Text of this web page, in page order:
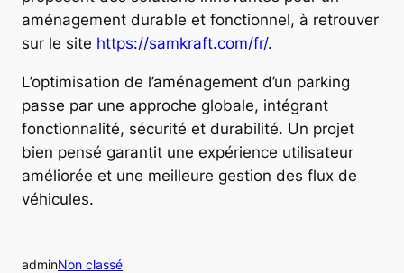
aménagement durable et fonctionnel, à retrouver
sur le site https://samkraft.com/fr/.
L’optimisation de l’aménagement d’un parking
passe par une approche globale, intégrant
fonctionnalité, sécurité et durabilité. Un projet
bien pensé garantit une expérience utilisateur
améliorée et une meilleure gestion des flux de
véhicules.
adminNon classé